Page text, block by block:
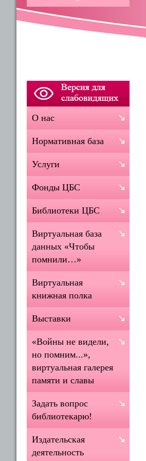
О нас
Нормативная база
Услуги
Фонды ЦБС
Библиотеки ЦБС
Виртуальная база
данных «Чтобы
помнили…»
Виртуальная
книжная полка
Выставки
«Войны не видели,
но помним...»,
виртуальная галерея
памяти и славы
Задать вопрос
библиотекарю!
Издательская
деятельность